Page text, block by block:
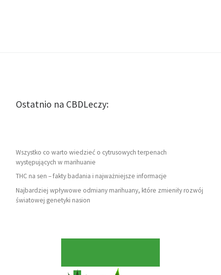
Ostatnio na CBDLeczy:
Wszystko co warto wiedzieć o cytrusowych terpenach
występujących w marihuanie
THC na sen – fakty badania i najważniejsze informacje
Najbardziej wpływowe odmiany marihuany, które zmieniły rozwój
światowej genetyki nasion